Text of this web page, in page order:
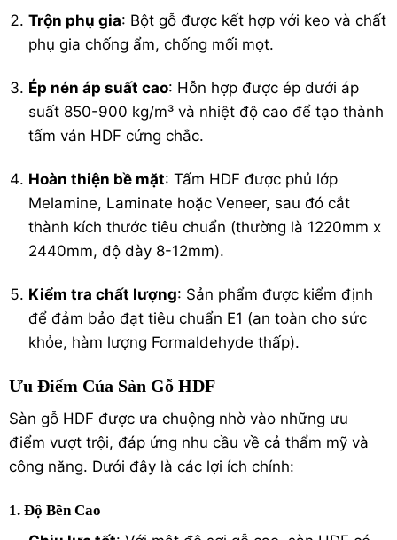
Trộn phụ gia: Bột gỗ được kết hợp với keo và chất
phụ gia chống ẩm, chống mối mọt.
Ép nén áp suất cao: Hỗn hợp được ép dưới áp
suất 850-900 kg/m³ và nhiệt độ cao để tạo thành
tấm ván HDF cứng chắc.
Hoàn thiện bề mặt: Tấm HDF được phủ lớp
Melamine, Laminate hoặc Veneer, sau đó cắt
thành kích thước tiêu chuẩn (thường là 1220mm x
2440mm, độ dày 8-12mm).
Kiểm tra chất lượng: Sản phẩm được kiểm định
để đảm bảo đạt tiêu chuẩn E1 (an toàn cho sức
khỏe, hàm lượng Formaldehyde thấp).
Ưu Điểm Của Sàn Gỗ HDF
Sàn gỗ HDF được ưa chuộng nhờ vào những ưu
điểm vượt trội, đáp ứng nhu cầu về cả thẩm mỹ và
công năng. Dưới đây là các lợi ích chính:
1. Độ Bền Cao